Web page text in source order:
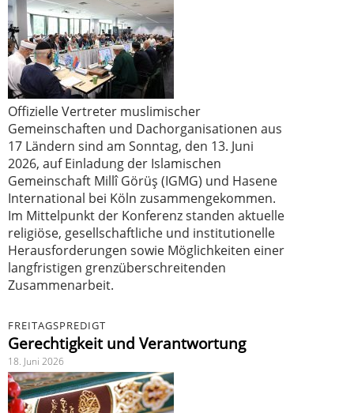
Offizielle Vertreter muslimischer
Gemeinschaften und Dachorganisationen aus
17 Ländern sind am Sonntag, den 13. Juni
2026, auf Einladung der Islamischen
Gemeinschaft Millî Görüş (IGMG) und Hasene
International bei Köln zusammengekommen.
Im Mittelpunkt der Konferenz standen aktuelle
religiöse, gesellschaftliche und institutionelle
Herausforderungen sowie Möglichkeiten einer
langfristigen grenzüberschreitenden
Zusammenarbeit.
FREITAGSPREDIGT
Gerechtigkeit und Verantwortung
18. Juni 2026